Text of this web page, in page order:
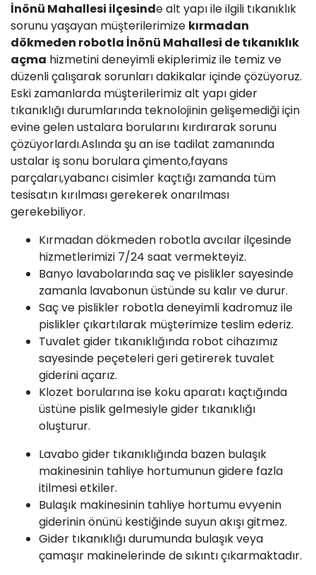
İnönü Mahallesi ilçesinde alt yapı ile ilgili tıkanıklık
sorunu yaşayan müşterilerimize kırmadan
dökmeden robotla İnönü Mahallesi de tıkanıklık
açma hizmetini deneyimli ekiplerimiz ile temiz ve
düzenli çalışarak sorunları dakikalar içinde çözüyoruz.
Eski zamanlarda müşterilerimiz alt yapı gider
tıkanıklığı durumlarında teknolojinin gelişemediği için
evine gelen ustalara borularını kırdırarak sorunu
çözüyorlardı.Aslında şu an ise tadilat zamanında
ustalar iş sonu borulara çimento,fayans
parçaları,yabancı cisimler kaçtığı zamanda tüm
tesisatın kırılması gerekerek onarılması
gerekebiliyor.
Kırmadan dökmeden robotla avcılar ilçesinde
hizmetlerimizi 7/24 saat vermekteyiz.
Banyo lavabolarında saç ve pislikler sayesinde
zamanla lavabonun üstünde su kalır ve durur.
Saç ve pislikler robotla deneyimli kadromuz ile
pislikler çıkartılarak müşterimize teslim ederiz.
Tuvalet gider tıkanıklığında robot cihazımız
sayesinde peçeteleri geri getirerek tuvalet
giderini açarız.
Klozet borularına ise koku aparatı kaçtığında
üstüne pislik gelmesiyle gider tıkanıklığı
oluşturur.
Lavabo gider tıkanıklığında bazen bulaşık
makinesinin tahliye hortumunun gidere fazla
itilmesi etkiler.
Bulaşık makinesinin tahliye hortumu evyenin
giderinin önünü kestiğinde suyun akışı gitmez.
Gider tıkanıklığı durumunda bulaşık veya
çamaşır makinelerinde de sıkıntı çıkarmaktadır.